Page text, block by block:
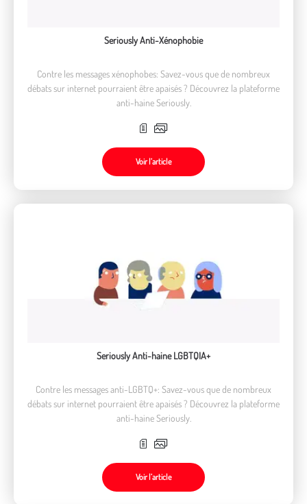
Seriously Anti-Xénophobie
Contre les messages xénophobes: Savez-vous que de nombreux
débats sur internet pourraient être apaisés ? Découvrez la plateforme
anti-haine Seriously.
Voir l’article
Seriously Anti-haine LGBTQIA+
Contre les messages anti-LGBTQ+: Savez-vous que de nombreux
débats sur internet pourraient être apaisés ? Découvrez la plateforme
anti-haine Seriously.
Voir l’article